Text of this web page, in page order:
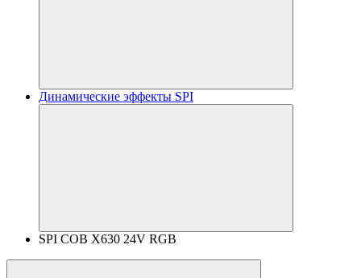
Динамические эффекты SPI
SPI COB X630 24V RGB